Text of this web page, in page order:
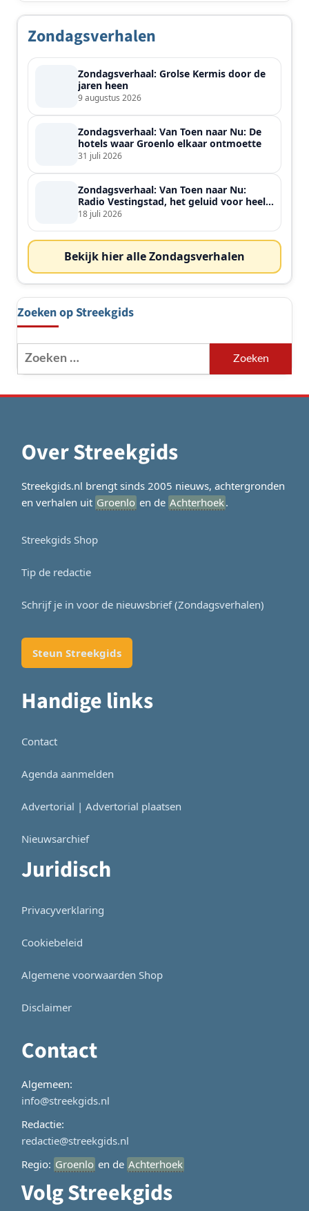
Zondagsverhalen
Zondagsverhaal: Grolse Kermis door de
jaren heen
9 augustus 2026
Zondagsverhaal: Van Toen naar Nu: De
hotels waar Groenlo elkaar ontmoette
31 juli 2026
Zondagsverhaal: Van Toen naar Nu:
Radio Vestingstad, het geluid voor heel
de streek
18 juli 2026
Bekijk hier alle Zondagsverhalen
Zoeken op Streekgids
Zoeken
naar:
Over Streekgids
Streekgids.nl brengt sinds 2005 nieuws, achtergronden
en verhalen uit Groenlo en de Achterhoek.
Streekgids Shop
Tip de redactie
Schrijf je in voor de nieuwsbrief (Zondagsverhalen)
Steun Streekgids
Handige links
Contact
Agenda aanmelden
Advertorial | Advertorial plaatsen
Nieuwsarchief
Juridisch
Privacyverklaring
Cookiebeleid
Algemene voorwaarden Shop
Disclaimer
Contact
Algemeen:
info@streekgids.nl
Redactie:
redactie@streekgids.nl
Regio: Groenlo en de Achterhoek
Volg Streekgids